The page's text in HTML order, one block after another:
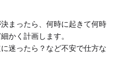
まったら、何時に起きて何時
かく計画します。
迷ったら？など不安で仕方な